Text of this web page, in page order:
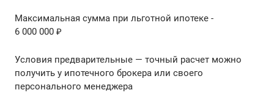
Максимальная сумма при льготной ипотеке -
6 000 000 ₽
Условия предварительные — точный расчет можно
получить у ипотечного брокера или своего
персонального менеджера